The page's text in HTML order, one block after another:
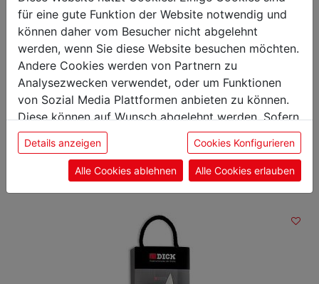
Breite: 33,00 cm
Höhe: 6,00 cm
Gewicht: 3,18 kg
Das könnte Sie auch
interessieren
für eine gute Funktion der Website notwendig und
können daher vom Besucher nicht abgelehnt
werden, wenn Sie diese Website besuchen möchten.
Andere Cookies werden von Partnern zu
Analysezwecken verwendet, oder um Funktionen
von Sozial Media Plattformen anbieten zu können.
Diese können auf Wunsch abgelehnt werden. Sofern
sie unsere Webseite weiter nutzen, geben Sie
Einwilligung zu unseren Cookies.
Details anzeigen Cookies Konfigurieren
Alle Cookies ablehnen Alle Cookies erlauben